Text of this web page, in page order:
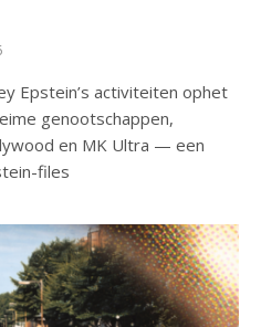
Epstein’s activiteiten ophet
genootschappen,
en MK Ultra — een
files